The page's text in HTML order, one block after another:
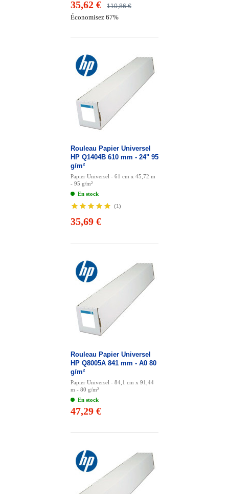
110,86 €
35,62 €
Économisez 67%
Rouleau Papier Universel
HP Q1404B 610 mm - 24" 95
g/m²
Papier Universel - 61 cm x 45,72 m
- 95 g/m²
En stock
(1)
35,69 €
Rouleau Papier Universel
HP Q8005A 841 mm - A0 80
g/m²
Papier Universel - 84,1 cm x 91,44
m - 80 g/m²
En stock
47,29 €